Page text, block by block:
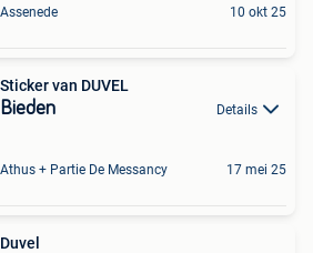
Assenede 10 okt 25
Sticker van DUVEL
Bieden Details
Athus + Partie De Messancy 17 mei 25
Duvel